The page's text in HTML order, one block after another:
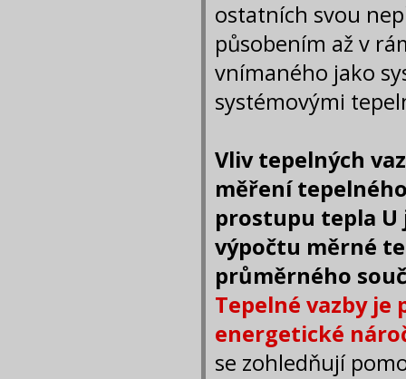
ostatních svou
působením až v
vnímaného jako
systémovými
Vliv tepelných
měření
prostupu tepla
výpočtu měrné
průměrného
Tepelné vazby
energetické
se zohledňují